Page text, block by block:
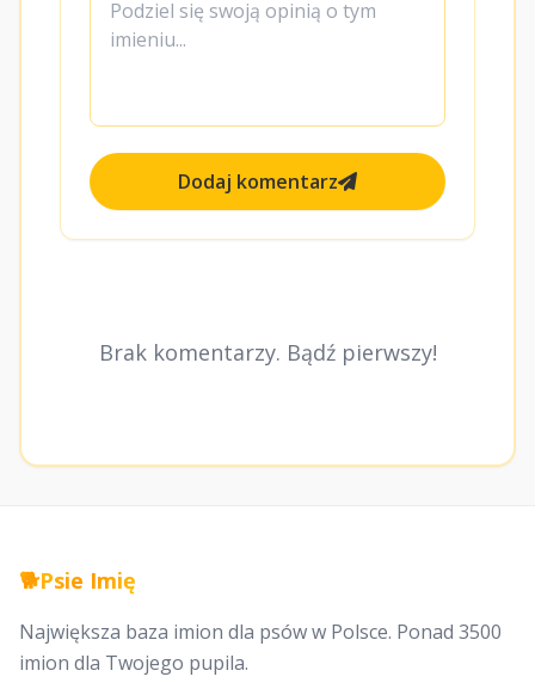
Dodaj komentarz
Brak komentarzy. Bądź pierwszy!
🐕Psie Imię
Największa baza imion dla psów w Polsce. Ponad 3500
imion dla Twojego pupila.